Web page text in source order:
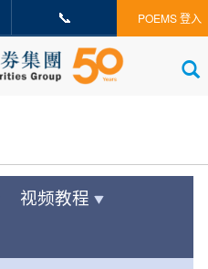
📞 POEMS 登入
视频教程